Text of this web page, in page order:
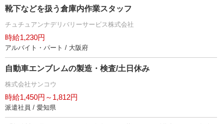
靴下などを扱う倉庫内作業スタッフ
チュチュアンナデリバリーサービス株式会社
時給1,230円
アルバイト・パート / 大阪府
自動車エンブレムの製造・検査/土日休み
株式会社サンコウ
時給1,450円～1,812円
派遣社員 / 愛知県